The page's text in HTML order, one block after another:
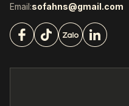
Email:sofahns@gmail.com